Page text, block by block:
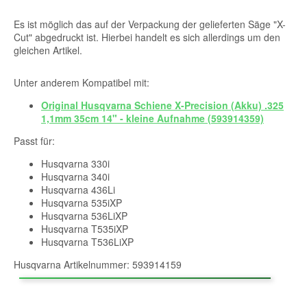
Es ist möglich das auf der Verpackung der gelieferten Säge "X-
Cut" abgedruckt ist. Hierbei handelt es sich allerdings um den
gleichen Artikel.
Unter anderem Kompatibel mit:
Original Husqvarna Schiene X-Precision (Akku) .325
1,1mm 35cm 14" - kleine Aufnahme (593914359)
Passt für:
Husqvarna 330i
Husqvarna 340i
Husqvarna 436Li
Husqvarna 535iXP
Husqvarna 536LiXP
Husqvarna T535iXP
Husqvarna T536LiXP
Husqvarna Artikelnummer: 593914159